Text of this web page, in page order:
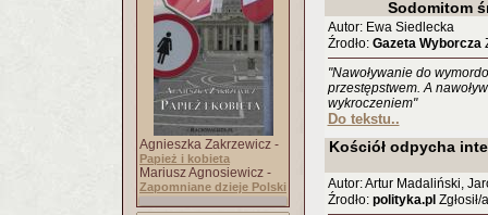
Agnieszka Zakrzewicz -
Papież i kobieta
Mariusz Agnosiewicz -
Zapomniane dzieje Polski
Sodomitom
Autor: Ewa Siedlecka
Źrodło: Gazeta Wyborcza
"Nawoływanie do
przestępstwem. A
wykroczeniem"
Do tekstu..
Kościół odpycha
Autor: Artur Madaliński,
Źrodło: polityka.pl Zgłosił/